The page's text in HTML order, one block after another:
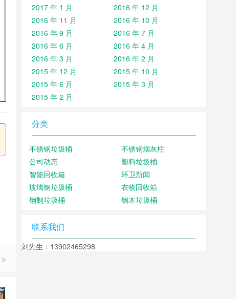
2017 年 1 月
2016 年 12 月
2016 年 11 月
2016 年 10 月
2016 年 9 月
2016 年 7 月
2016 年 6 月
2016 年 4 月
2016 年 3 月
2016 年 2 月
2015 年 12 月
2015 年 10 月
2015 年 6 月
2015 年 3 月
2015 年 2 月
分类
不锈钢垃圾桶
不锈钢烟灰柱
公司动态
塑料垃圾桶
智能回收箱
环卫新闻
玻璃钢垃圾桶
衣物回收箱
钢制垃圾桶
钢木垃圾桶
联系我们
刘先生：13902465298